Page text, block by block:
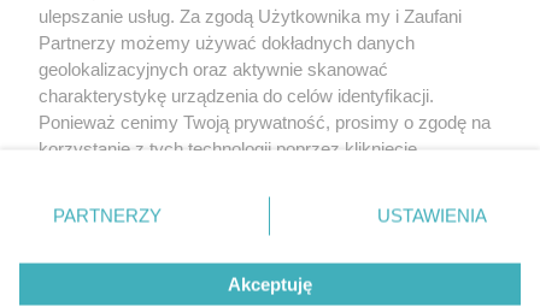
O nas
Informacje prawne
Nasze serwisy
ulepszanie usług. Za zgodą Użytkownika my i Zaufani
Partnerzy możemy używać dokładnych danych
geolokalizacyjnych oraz aktywnie skanować
charakterystykę urządzenia do celów identyfikacji.
Ponieważ cenimy Twoją prywatność, prosimy o zgodę na
korzystanie z tych technologii poprzez kliknięcie
zmienić/wycofać klikając przycisk ustawień prywatności
znajdujący się w lewym dolnym rogu strony
rodzaje przetwarzania danych nie wymagają zgody
użytkownika, ale masz prawo sprzeciwić się takiemu
PARTNERZY USTAWIENIA
Akceptuję